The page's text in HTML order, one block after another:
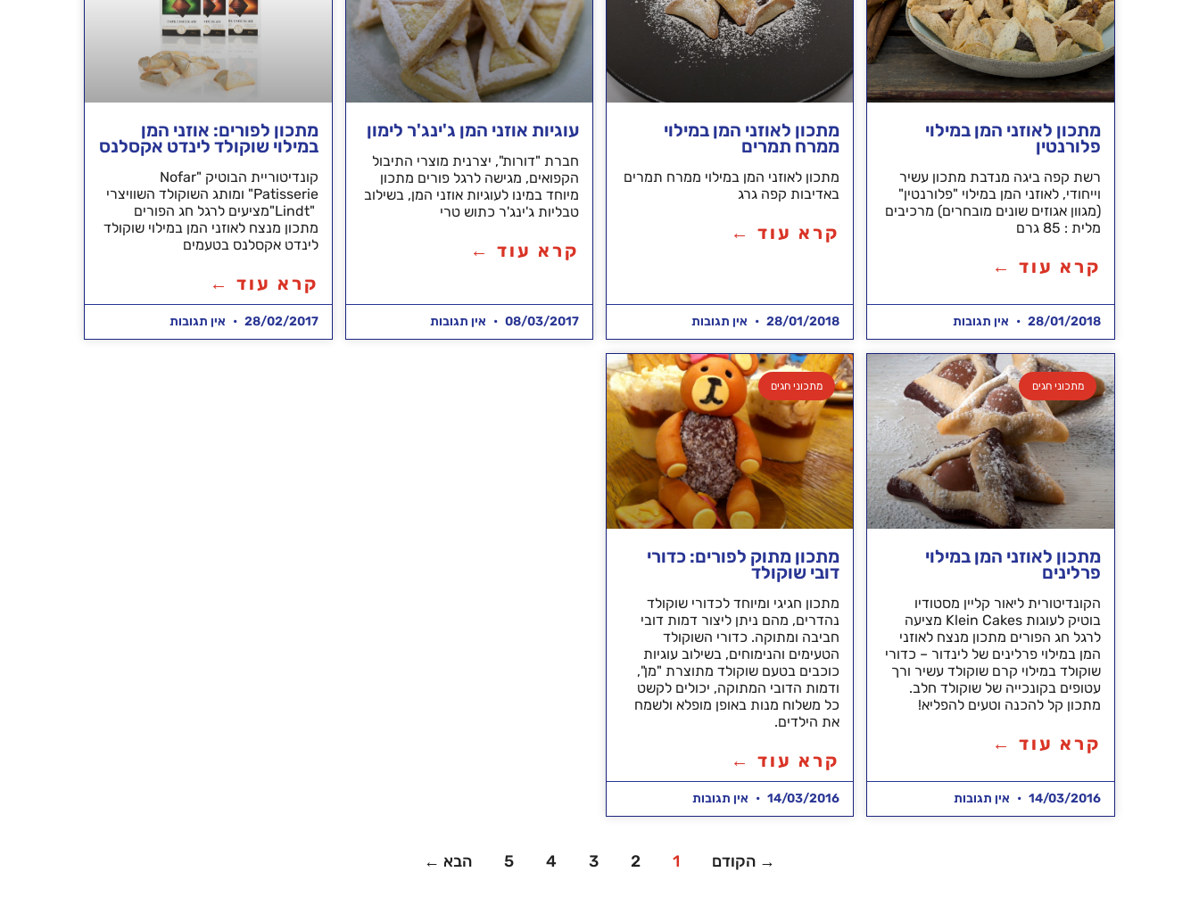
מתכון לאוזני המן במילוי
פלורנטין
רשת קפה ביגה מנדבת מתכון עשיר
וייחודי, לאוזני המן במילוי "פלורנטין"
(מגוון אגוזים שונים מובחרים) מרכיבים
מלית : 85 גרם
קרא עוד ←
28/01/2018 אין תגובות
מתכון לאוזני המן במילוי
ממרח תמרים
מתכון לאוזני המן במילוי ממרח תמרים
באדיבות קפה גרג
קרא עוד ←
28/01/2018 אין תגובות
עוגיות אוזני המן ג'ינג'ר לימון
חברת "דורות", יצרנית מוצרי התיבול
הקפואים, מגישה לרגל פורים מתכון
מיוחד במינו לעוגיות אוזני המן, בשילוב
טבליות ג'ינג'ר כתוש טרי
קרא עוד ←
08/03/2017 אין תגובות
מתכון לפורים: אוזני המן
במילוי שוקולד לינדט אקסלנס
קונדיטוריית הבוטיק "Nofar
Patisserie" ומותג השוקולד השוויצרי
"Lindt"מציעים לרגל חג הפורים
מתכון מנצח לאוזני המן במילוי שוקולד
לינדט אקסלנס בטעמים
קרא עוד ←
28/02/2017 אין תגובות
מתכוני חגים
מתכון לאוזני המן במילוי
פרלינים
הקונדיטורית ליאור קליין מסטודיו
בוטיק לעוגות Klein Cakes מציעה
לרגל חג הפורים מתכון מנצח לאוזני
המן במילוי פרלינים של לינדור – כדורי
שוקולד במילוי קרם שוקולד עשיר ורך
עטופים בקונכייה של שוקולד חלב.
מתכון קל להכנה וטעים להפליא!
קרא עוד ←
14/03/2016 אין תגובות
מתכוני חגים
מתכון מתוק לפורים: כדורי
דובי שוקולד
מתכון חגיגי ומיוחד לכדורי שוקולד
נהדרים, מהם ניתן ליצור דמות דובי
חביבה ומתוקה. כדורי השוקולד
הטעימים והנימוחים, בשילוב עוגיות
כוכבים בטעם שוקולד מתוצרת "מן",
ודמות הדובי המתוקה, יכולים לקשט
כל משלוח מנות באופן מופלא ולשמח
את הילדים.
קרא עוד ←
14/03/2016 אין תגובות
→ הקודם 1
2
3
4
5 הבא ←